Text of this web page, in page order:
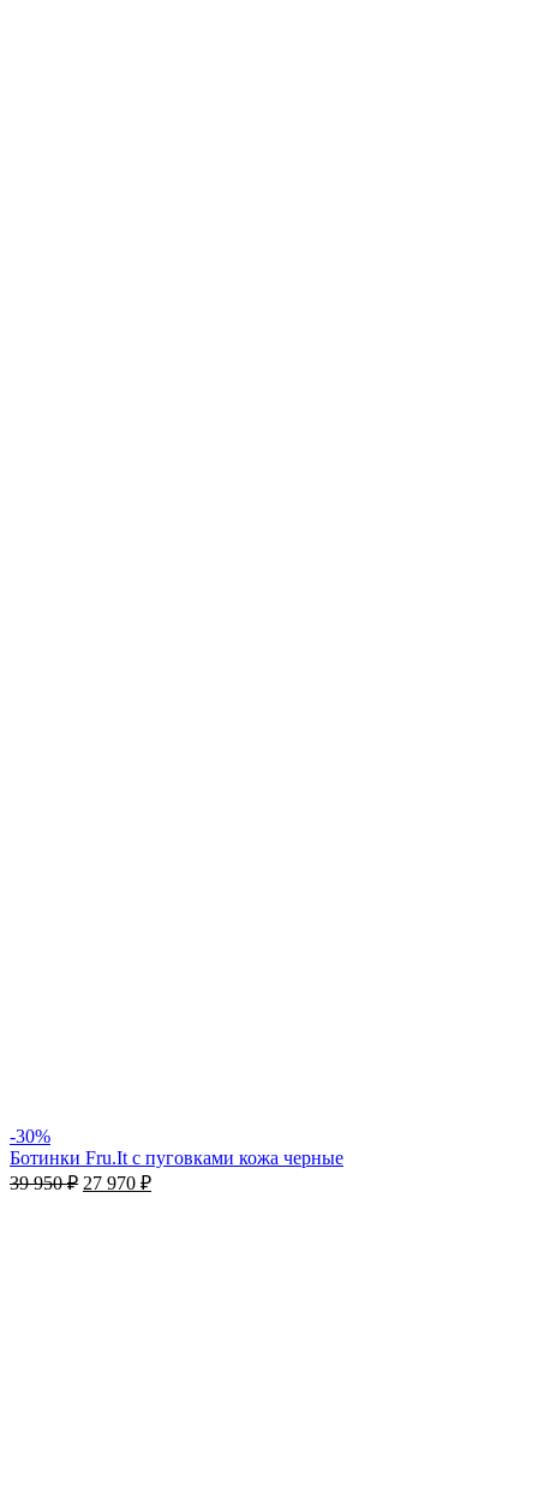
-30%
Ботинки Fru.It c пуговками кожа черные
39 950₽ 27 970 ₽